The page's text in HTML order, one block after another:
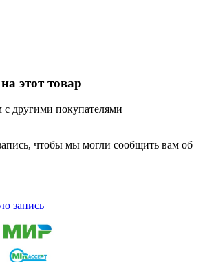
этот товар
другими покупателями
чтобы мы могли сообщить вам об
запись